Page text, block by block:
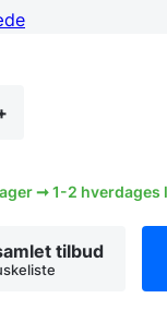
➞ 1-2 hverdages
tilbud